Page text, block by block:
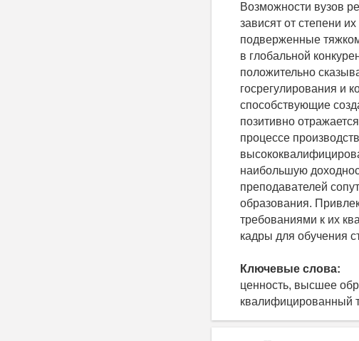
Возможности вузов
зависят от степени
подверженные
в глобальной
положительно
госрегулирования и
способствующие
позитивно
процессе
наибольшую
преподавателей
образования.
требованиями к их
кадры для обучения
Ключевые слова:
ценность, высшее
квалифицированный